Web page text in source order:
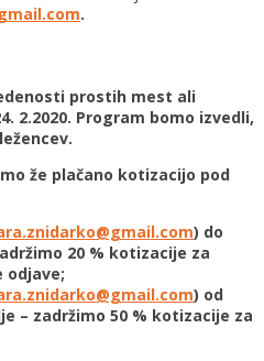
.
prostih mest ali
2.2020. Program bomo izvedli,
že plačano kotizacijo pod
) do
20 % kotizacije za
odjave;
) od
– zadržimo 50 % kotizacije za